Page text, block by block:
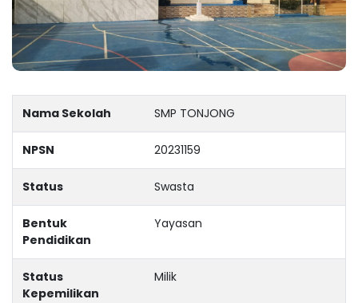
Nama Sekolah SMP TONJONG
NPSN 20231159
Status Swasta
Bentuk
Pendidikan
Yayasan
Status
Kepemilikan
Milik